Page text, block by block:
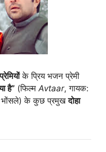
के प्रिय भजन प्रेमी
है” (फिल्मAvtaar, गायक:
भोंसले) के कुछ प्रमुखदोहा